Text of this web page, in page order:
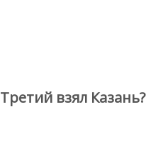
взял Казань?